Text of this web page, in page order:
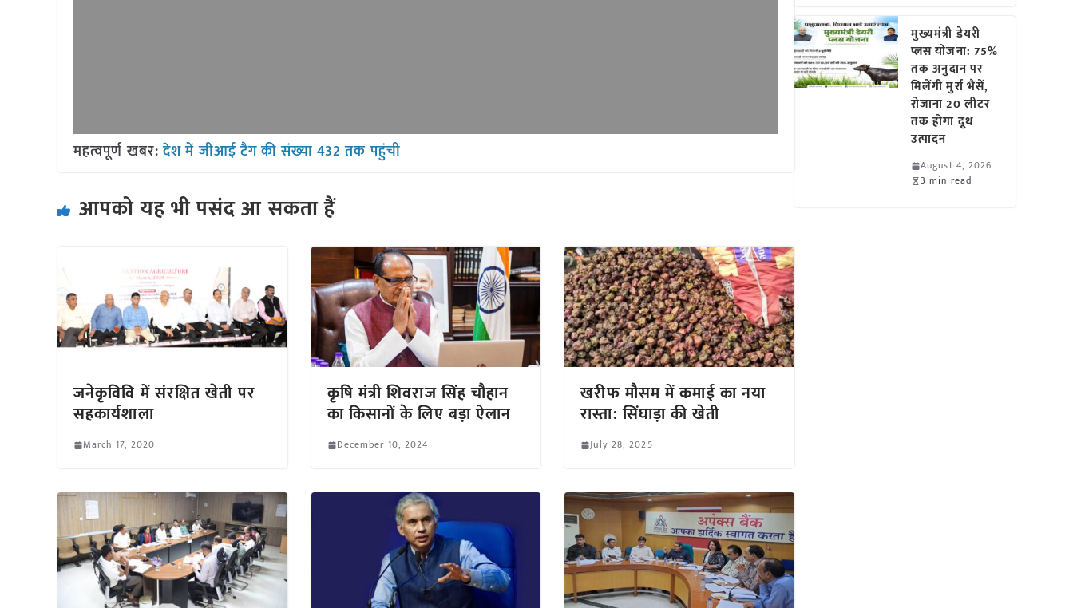
महत्वपूर्ण खबर:देश में जीआई टैग की संख्या 432 तक पहुंची
आपको यह भी पसंद आ सकता हैं
जनेकृविवि में संरक्षित खेती पर
सहकार्यशाला
March 17, 2020
कृषि मंत्री शिवराज सिंह चौहान
का किसानों के लिए बड़ा ऐलान
December 10, 2024
खरीफ मौसम में कमाई का नया
रास्ता: सिंघाड़ा की खेती
July 28, 2025
मुख्यमंत्री डेयरी
प्लस योजना: 75%
तक अनुदान पर
मिलेंगी मुर्रा भैंसें,
रोजाना 20 लीटर
तक होगा दूध
उत्पादन
August 4, 2026
3 min read